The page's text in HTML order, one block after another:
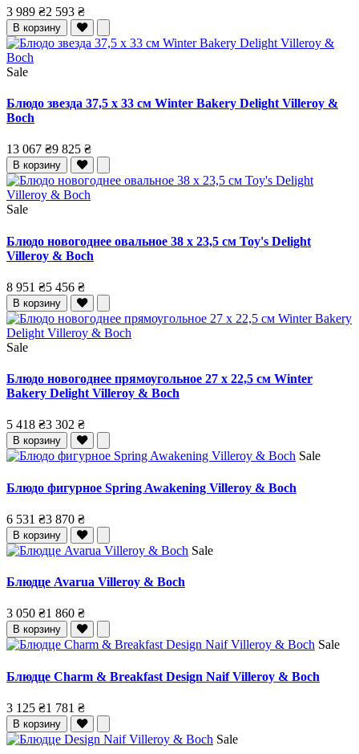
3 989 ₴2 593 ₴
В корзину
Sale
Блюдо звезда 37,5 x 33 см Winter Bakery Delight Villeroy &
Boch
13 067 ₴9 825 ₴
В корзину
Sale
Блюдо новогоднее овальное 38 x 23,5 см Toy's Delight
Villeroy & Boch
8 951 ₴5 456 ₴
В корзину
Sale
Блюдо новогоднее прямоугольное 27 x 22,5 см Winter
Bakery Delight Villeroy & Boch
5 418 ₴3 302 ₴
В корзину
Sale
Блюдо фигурное Spring Awakening Villeroy & Boch
6 531 ₴3 870 ₴
В корзину
Sale
Блюдце Avarua Villeroy & Boch
3 050 ₴1 860 ₴
В корзину
Sale
Блюдце Charm & Breakfast Design Naif Villeroy & Boch
3 125 ₴1 781 ₴
В корзину
Sale